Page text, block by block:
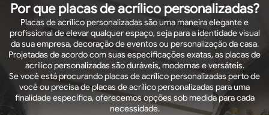
Por que placas de acrílico personalizadas?
Placas de acrílico personalizadas são uma maneira elegante e
profissional de elevar qualquer espaço, seja para a identidade visual
da sua empresa, decoração de eventos ou personalização da casa.
Projetadas de acordo com suas especificações exatas, as placas de
acrílico personalizadas são duráveis, modernas e versáteis.
Se você está procurando placas de acrílico personalizadas perto de
você ou precisa de placas de acrílico personalizadas para uma
finalidade específica, oferecemos opções sob medida para cada
necessidade.